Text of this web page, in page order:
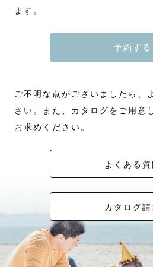
ます。
予約する
ご不明な点がございましたら、
さい。また、カタログをご用意
お求めください。
よくある質
カタログ請